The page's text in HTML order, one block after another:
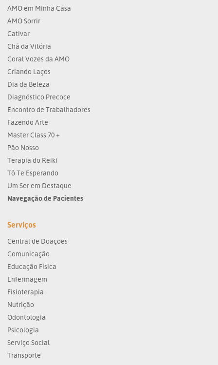
AMO em Minha Casa
AMO Sorrir
Cativar
Chá da Vitória
Coral Vozes da AMO
Criando Laços
Dia da Beleza
Diagnóstico Precoce
Encontro de Trabalhadores
Fazendo Arte
Master Class 70 +
Pão Nosso
Terapia do Reiki
Tô Te Esperando
Um Ser em Destaque
Navegação de Pacientes
Serviços
Central de Doações
Comunicação
Educação Física
Enfermagem
Fisioterapia
Nutrição
Odontologia
Psicologia
Serviço Social
Transporte